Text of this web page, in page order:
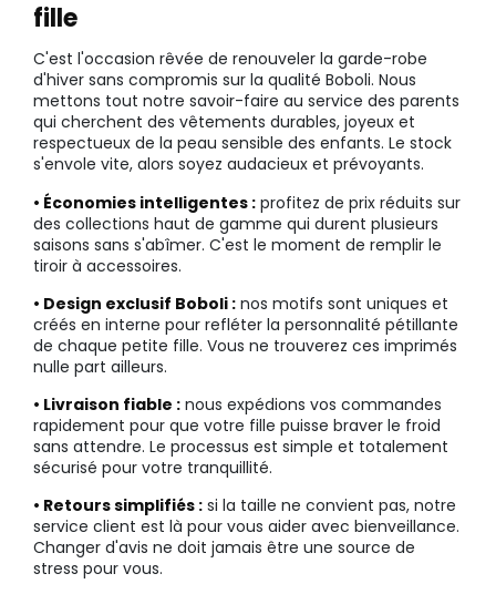
fille
C'est l'occasion rêvée de renouveler la garde-robe
d'hiver sans compromis sur la qualité Boboli. Nous
mettons tout notre savoir-faire au service des parents
qui cherchent des vêtements durables, joyeux et
respectueux de la peau sensible des enfants. Le stock
s'envole vite, alors soyez audacieux et prévoyants.
• Économies intelligentes : profitez de prix réduits sur
des collections haut de gamme qui durent plusieurs
saisons sans s'abîmer. C'est le moment de remplir le
tiroir à accessoires.
• Design exclusif Boboli : nos motifs sont uniques et
créés en interne pour refléter la personnalité pétillante
de chaque petite fille. Vous ne trouverez ces imprimés
nulle part ailleurs.
• Livraison fiable : nous expédions vos commandes
rapidement pour que votre fille puisse braver le froid
sans attendre. Le processus est simple et totalement
sécurisé pour votre tranquillité.
• Retours simplifiés : si la taille ne convient pas, notre
service client est là pour vous aider avec bienveillance.
Changer d'avis ne doit jamais être une source de
stress pour vous.